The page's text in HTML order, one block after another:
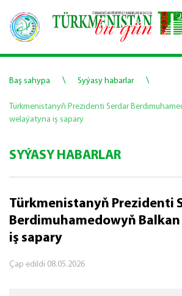
Baş sahypa \ Syýasy habarlar \
Türkmenistanyň Prezidenti Serdar
welaýatyna iş sapary
SYÝASY HABARLAR
Türkmenistanyň Prezidenti
Berdimuhamedowyň
iş sapary
Çap edildi 08.05.2026